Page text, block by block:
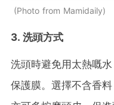
Photo from Mamidaily
3. 洗頭方式
洗頭時避免用太熱嘅
保護膜。選擇不含香